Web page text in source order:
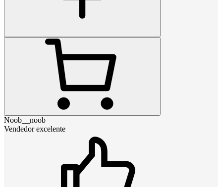
Noob__noob
Vendedor excelente